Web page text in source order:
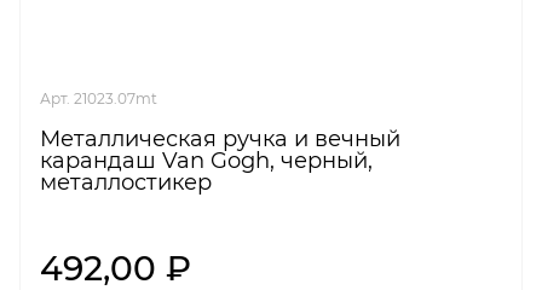
Арт. 21023.07mt
Металлическая ручка и вечный
карандаш Van Gogh, черный,
металлостикер
492,00 ₽